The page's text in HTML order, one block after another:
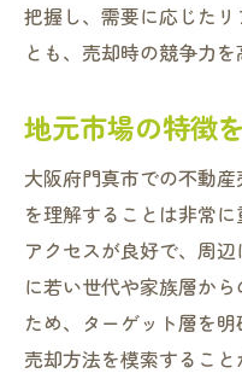
把握し、需要に応じた
とも、売却時の競争力を
地元市場の特徴
大阪府門真市での不動
を理解することは非常
アクセスが良好で、周
に若い世代や家族層か
ため、ターゲット層を
売却方法を模索するこ